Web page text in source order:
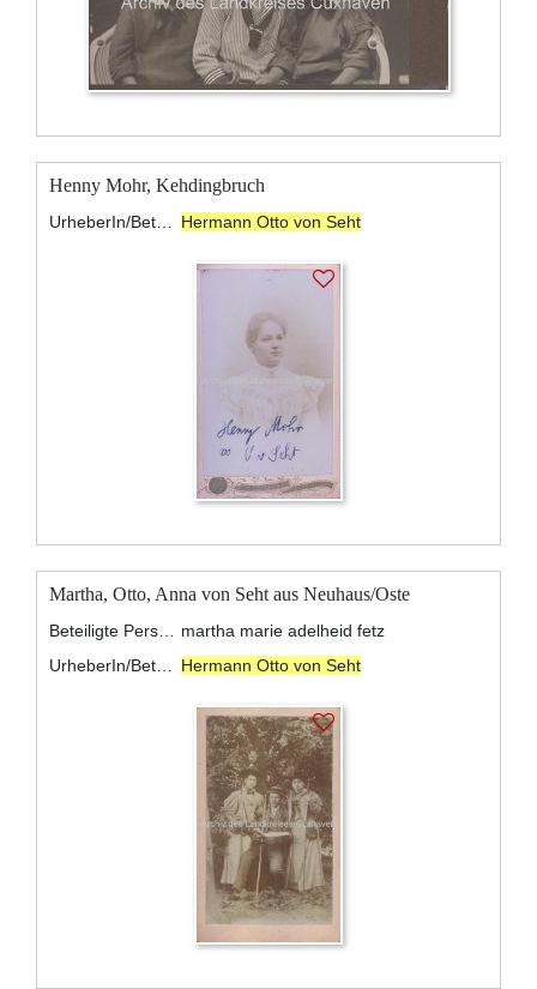
Henny Mohr, Kehdingbruch
Hermann Otto von Seht
Martha, Otto, Anna von Seht aus Neuhaus/Oste
martha marie adelheid fetz
Hermann Otto von Seht